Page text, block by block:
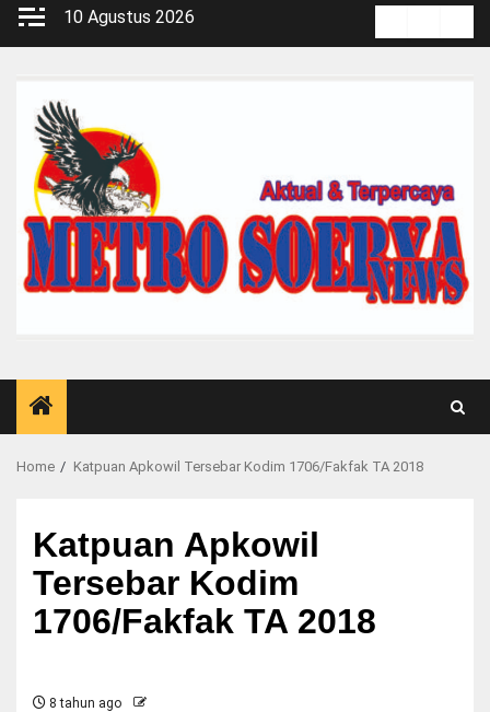
Skip
10 Agustus 2026
Media
Home Katpuan Apkowil Tersebar Kodim 1706/Fakfak TA 2018
Katpuan Apkowil
Tersebar Kodim
1706/Fakfak TA 2018
8 tahun ago